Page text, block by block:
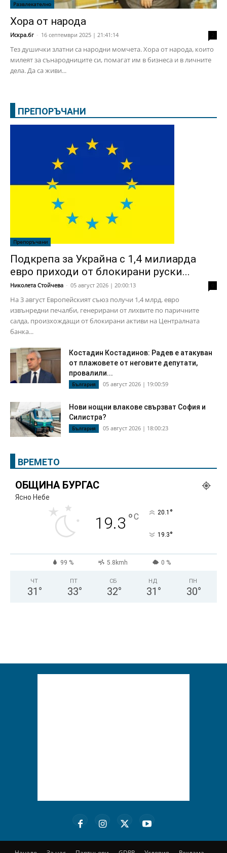
Развлекателно
Хора от народа
Искра.бг - 16 септември 2025 | 21:41:14
Тез душички златни са народни момчета. Хора от народа, които
милеят за сънародниците си, помагат им в бизнеса и в личните
дела. Да са живи...
ПРЕПОРЪЧАНИ
Препоръчани
Подкрепа за Украйна с 1,4 милиарда
евро приходи от блокирани руски...
Николета Стойчева - 05 август 2026 | 20:00:13
На 3 август Европейският съюз получи 1,4 млрд. евро
извънредни печалби, генерирани от лихвите по паричните
салда, произхождащи от блокирани активи на Централната
банка...
Костадин Костадинов: Радев е атакуван
от плажoвете от неговите депутати,
провалили...
България 05 август 2026 | 19:00:59
Нови нощни влакове свързват София и
Силистра?
България 05 август 2026 | 18:00:23
ВРЕМЕТО
ОБЩИНА БУРГАС
Ясно Небе
19.3 °C 20.1 °
19.3°
99 % 5.8kmh 0 %
ЧТ
31 °
ПТ
33°
СБ
32°
НД
31 °
ПН
30°